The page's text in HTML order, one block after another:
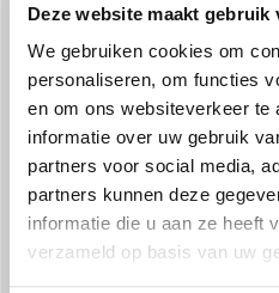
Deze website maakt gebruik
We gebruiken cookies om
personaliseren, om functies
en om ons websiteverkeer te
informatie over uw gebruik
partners voor social media,
partners kunnen deze
informatie die u aan ze heeft
verzameld op basis van uw
DUAL
Werking met of zonder water,